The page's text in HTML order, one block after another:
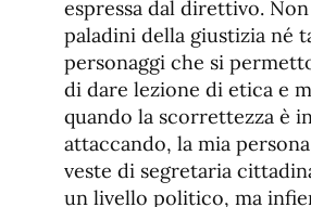
espressa dal direttivo.
paladini della giustizia né
personaggi che si
di dare lezione di etica e
quando la scorrettezza è
attaccando, la mia
veste di segretaria
un livello politico, ma